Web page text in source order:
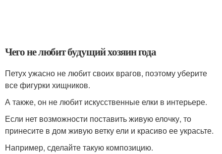
Чего не любит будущий хозяин года
Петух ужасно не любит своих врагов, поэтому уберите
все фигурки хищников.
А также, он не любит искусственные елки в интерьере.
Если нет возможности поставить живую елочку, то
принесите в дом живую ветку ели и красиво ее украсьте.
Например, сделайте такую композицию.